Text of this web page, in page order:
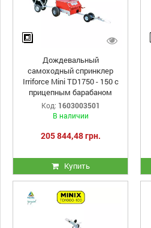
Дождевальный
самоходный спринклер
Irriforce Mini TD1750 - 150 с
прицепным барабаном
Код: 1603003501
В наличии
205 844,48 грн.
Купить